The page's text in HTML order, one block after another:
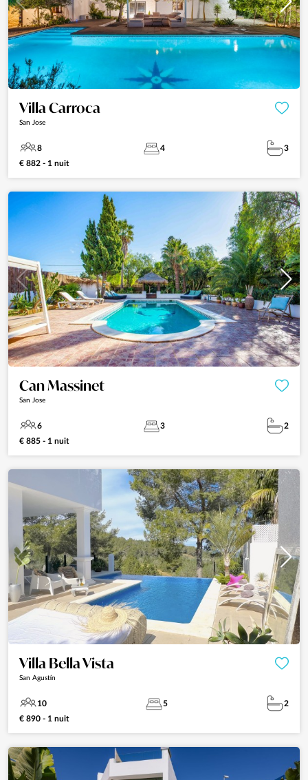
Villa Carroca
San Jose
8 4
3
€ 882 - 1 nuit
Can Massinet
San Jose
6 3
2
€ 885 - 1 nuit
Villa Bella Vista
San Agustín
10 5
2
€ 890 - 1 nuit